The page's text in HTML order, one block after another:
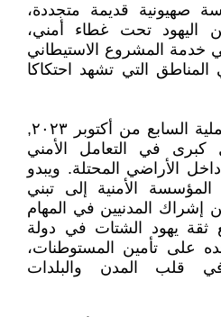
صهيونية قديمة متجددة،
اليهود تحت غطاء أمني،
خدمة المشروع الاستيطاني
المناطق التي تشهد احتكاكا
ظهرت هذه الكتائب بعد عملية السابع من أكتوبر ٢٠٢٣,
في التعامل الأمني
الأراضي المحتلة. ويبدو
الأمنية إلى تبني
إشراك المدنيين في المهام
ثقة يهود الشتات في دولة
على تأمين المستوطنات،
قلب المدن والبلدات